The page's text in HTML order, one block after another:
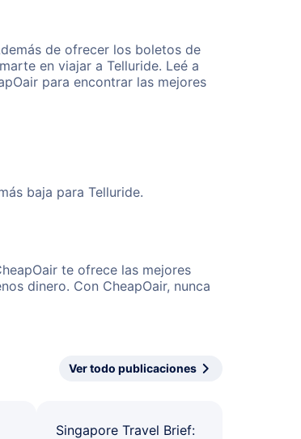
de ofrecer los boletos de
en viajar a Telluride. Leé a
para encontrar las mejores
baja para Telluride.
te ofrece las mejores
dinero. Con CheapOair, nunca
Ver todo publicaciones
Singapore Travel Brief: